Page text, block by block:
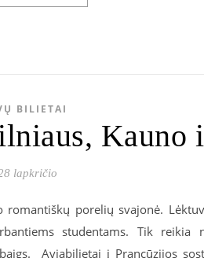
BILIETAI
Kauno
lapkričio
porelių svajonė.
studentams. Tik reikia
Aviabilietai į Prancūzijos